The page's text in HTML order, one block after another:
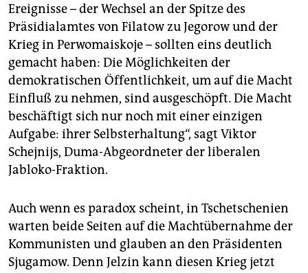
Ereignisse – der Wechsel an der Spitze des
Präsidialamtes von Filatow zu Jegorow und der
Krieg in Perwomaiskoje – sollten eins deutlich
gemacht haben: Die Möglichkeiten der
demokratischen Öffentlichkeit, um auf die Macht
Einfluß zu nehmen, sind ausgeschöpft. Die Macht
beschäftigt sich nur noch mit einer einzigen
Aufgabe: ihrer Selbsterhaltung“, sagt Viktor
Schejnijs, Duma-Abgeordneter der liberalen
Jabloko-Fraktion.
Auch wenn es paradox scheint, in Tschetschenien
warten beide Seiten auf die Machtübernahme der
Kommunisten und glauben an den Präsidenten
Sjugamow. Denn Jelzin kann diesen Krieg jetzt